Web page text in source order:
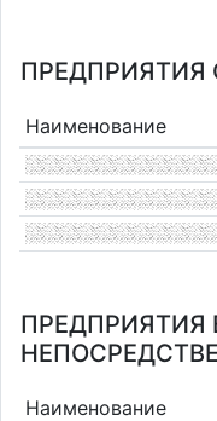
ПРЕДПРИЯТИЯ
Наименование
ПРЕДПРИЯТИЯ
Наименование